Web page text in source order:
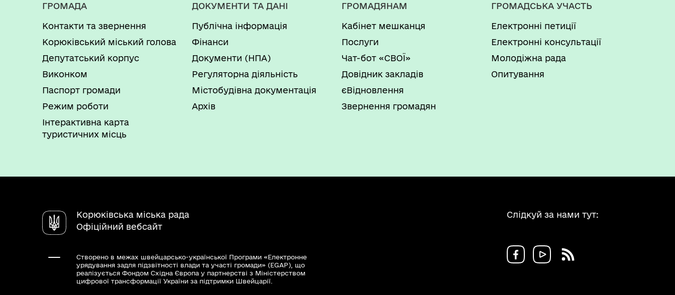
ГРОМАДА
Контакти та звернення
Корюківський міський голова
Депутатський корпус
Виконком
Паспорт громади
Режим роботи
Інтерактивна карта
туристичних місць
ДОКУМЕНТИ ТА ДАНІ
Публічна інформація
Фінанси
Документи (НПА)
Регуляторна діяльність
Містобудівна документація
Архів
ГРОМАДЯНАМ
Кабінет мешканця
Послуги
Чат-бот «СВОЇ»
Довідник закладів
єВідновлення
Звернення громадян
ГРОМАДСЬКА УЧАСТЬ
Електронні петиції
Електронні консультації
Молодіжна рада
Опитування
Корюківська міська рада
Офіційний вебсайт
Створено в межах швейцарсько-української Програми «Електронне
урядування задля підзвітності влади та участі громади» (EGAP), що
реалізується Фондом Східна Європа у партнерстві з Міністерством
цифрової трансформації України за підтримки Швейцарії.
Слідкуй за нами тут: